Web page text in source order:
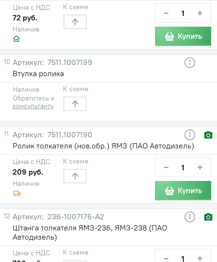
Наличие
Цена с НДС
72 руб.
К схеме − +
Купить
10
7511.1007199
Втулка ролика
Наличие
Обратитесь к
консультанту
К схеме
11
7511.1007190
Ролик толкателя (нов.обр.) ЯМЗ (ПАО Автодизель)
Наличие
Цена с НДС
209 руб.
К схеме − +
Купить
12
236-1007176-А2
Штанга толкателя ЯМЗ-236, ЯМЗ-238 (ПАО
Автодизель)
Цена с НДС К схеме − +